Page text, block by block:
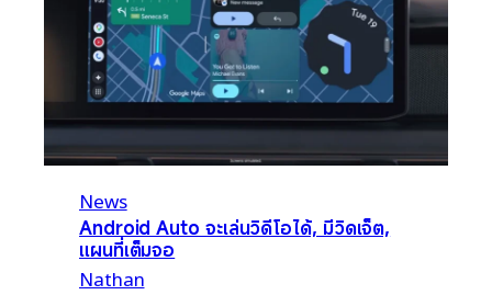
News
Android Auto จะเล่นวิดีโอได้, มีวิดเจ็ต,
แผนที่เต็มจอ
Nathan